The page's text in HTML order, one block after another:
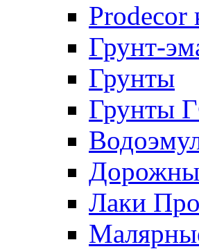
Prodecor
Грунт-
Грунты
Грунты
Лаки